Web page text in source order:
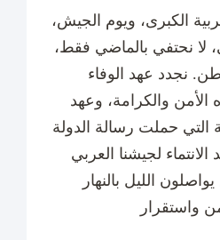
الكبرى، ويوم الجيش،
لا نحتفي بالماضي فقط،
نجدد عهد الوفاء
الأمن والكرامة، وعهد
التي حملت رسالة الدولة
لجيشنا العربي
الليل بالنهار